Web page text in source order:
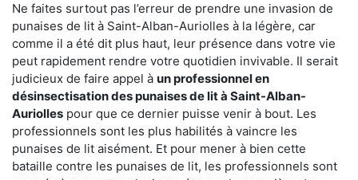
Ne faites surtout pas l’erreur de prendre une invasion de
punaises de lit à Saint-Alban-Auriolles à la légère, car
comme il a été dit plus haut, leur présence dans votre vie
peut rapidement rendre votre quotidien invivable. Il serait
judicieux de faire appel à un professionnel en
désinsectisation des punaises de lit à Saint-Alban-
Auriolles pour que ce dernier puisse venir à bout. Les
professionnels sont les plus habilités à vaincre les
punaises de lit aisément. Et pour mener à bien cette
bataille contre les punaises de lit, les professionnels sont